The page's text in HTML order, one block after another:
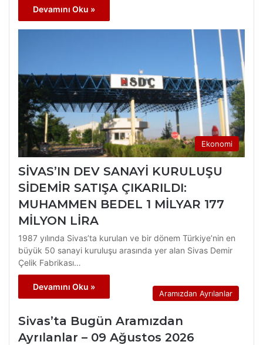
Devamını Oku »
Ekonomi
SİVAS’IN DEV SANAYİ KURULUŞU
SİDEMİR SATIŞA ÇIKARILDI:
MUHAMMEN BEDEL 1 MİLYAR 177
MİLYON LİRA
1987 yılında Sivas’ta kurulan ve bir dönem Türkiye’nin en
büyük 50 sanayi kuruluşu arasında yer alan Sivas Demir
Çelik Fabrikası…
Devamını Oku »
Aramızdan Ayrılanlar
Sivas’ta Bugün Aramızdan
Ayrılanlar – 09 Ağustos 2026